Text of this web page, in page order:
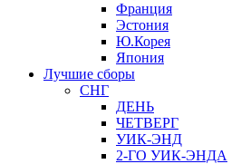
Франция
Эстония
Ю.Корея
Япония
Лучшие сборы
СНГ
ДЕНЬ
ЧЕТВЕРГ
УИК-ЭНД
2-ГО УИК-ЭНДА